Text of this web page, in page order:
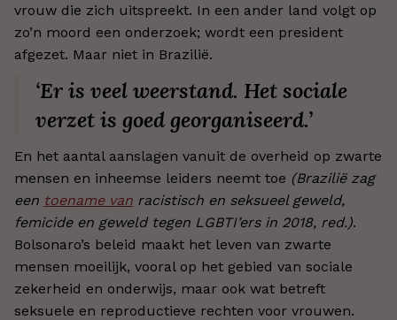
vrouw die zich uitspreekt. In een ander land volgt op
zo’n moord een onderzoek; wordt een president
afgezet. Maar niet in Brazilië.
‘Er is veel weerstand. Het sociale
verzet is goed georganiseerd.’
En het aantal aanslagen vanuit de overheid op zwarte
mensen en inheemse leiders neemt toe (Brazilië zag
een toename van racistisch en seksueel geweld,
femicide en geweld tegen LGBTI’ers in 2018, red.).
Bolsonaro’s beleid maakt het leven van zwarte
mensen moeilijk, vooral op het gebied van sociale
zekerheid en onderwijs, maar ook wat betreft
seksuele en reproductieve rechten voor vrouwen.